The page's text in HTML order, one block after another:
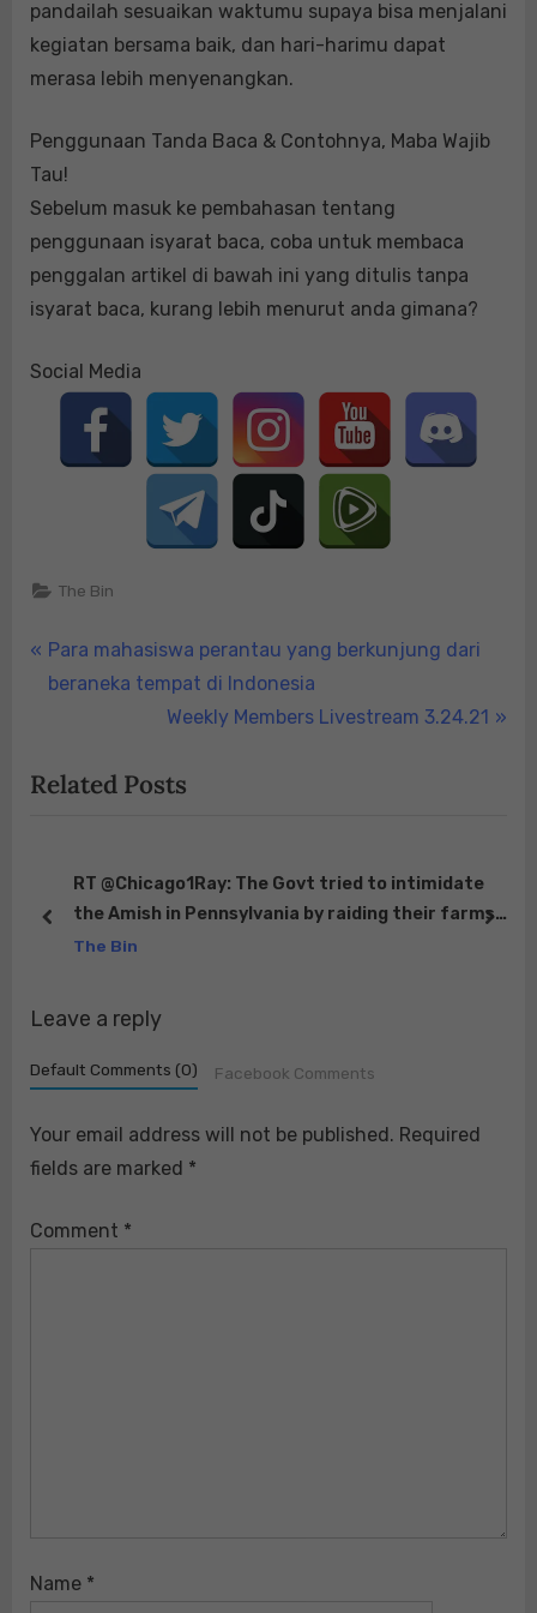
pandailah sesuaikan waktumu supaya bisa menjalani
kegiatan bersama baik, dan hari-harimu dapat
merasa lebih menyenangkan.
Penggunaan Tanda Baca & Contohnya, Maba Wajib
Tau!
Sebelum masuk ke pembahasan tentang
penggunaan isyarat baca, coba untuk membaca
penggalan artikel di bawah ini yang ditulis tanpa
isyarat baca, kurang lebih menurut anda gimana?
Social Media
The Bin
Post
navigation
P
r
i
P
t
Para mahasiswa perantau yang berkunjung dari
beraneka tempat di Indonesia
N
x
o
s
Weekly Members Livestream 3.24.21
Related Posts
RT @Chicago1Ray: The Govt tried to intimidate
the Amish in Pennsylvania by raiding their farms
The Bin
prev next
Leave a reply
Default Comments (0) Facebook Comments
Your email address will not be published. Required
fields are marked *
Comment *
Name *